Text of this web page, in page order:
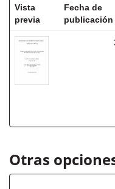
Vista
previa
Fecha de
publicación
Otras